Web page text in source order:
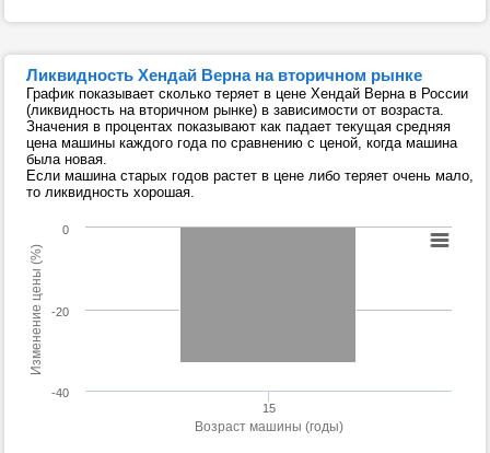
Ликвидность Хендай Верна на вторичном рынке
График показывает сколько теряет в цене Хендай Верна в России
(ликвидность на вторичном рынке) в зависимости от возраста.
Значения в процентах показывают как падает текущая средняя
цена машины каждого года по сравнению с ценой, когда машина
была новая.
Если машина старых годов растет в цене либо теряет очень мало,
то ликвидность хорошая.
Возраст машины (годы)
Изменение цены (%)
15
-40
-20
0